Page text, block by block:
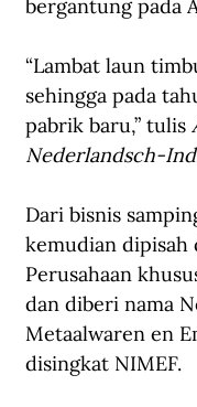
bergantung pada
“Lambat laun
sehingga pada
pabrik baru,” tulis
Nederlandsch-
Dari bisnis
kemudian
Perusahaan
dan diberi nama
Metaalwaren en
disingkat NIMEF.